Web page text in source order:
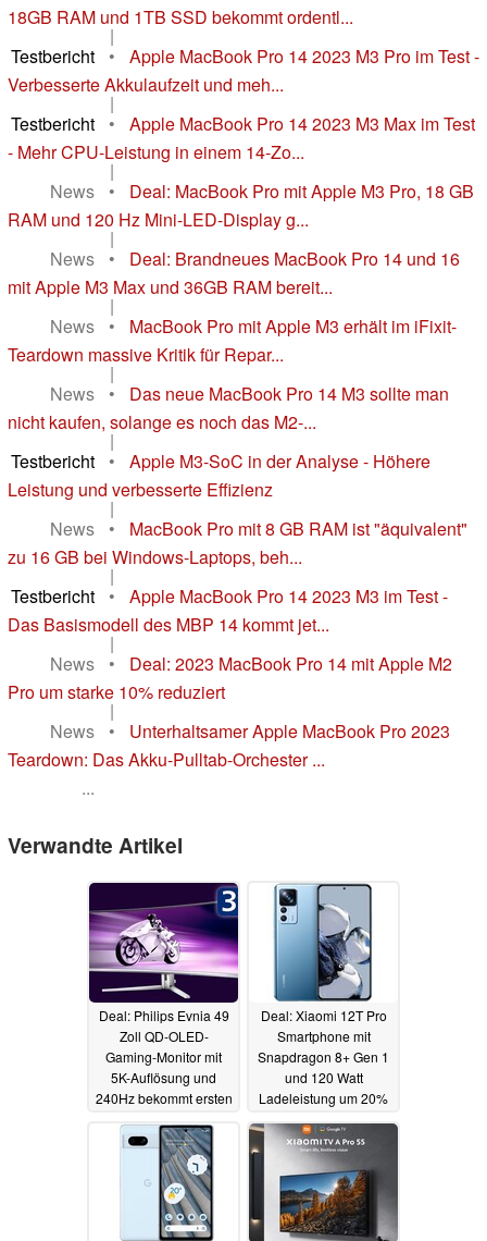
18GB RAM und 1TB SSD bekommt ordentl...
|
Testbericht
•
Apple MacBook Pro 14 2023 M3 Pro im Test -
Verbesserte Akkulaufzeit und meh...
|
Testbericht
•
Apple MacBook Pro 14 2023 M3 Max im Test
- Mehr CPU-Leistung in einem 14-Zo...
|
News
•
Deal: MacBook Pro mit Apple M3 Pro, 18 GB
RAM und 120 Hz Mini-LED-Display g...
|
News
•
Deal: Brandneues MacBook Pro 14 und 16
mit Apple M3 Max und 36GB RAM bereit...
|
News
•
MacBook Pro mit Apple M3 erhält im iFixit-
Teardown massive Kritik für Repar...
|
News
•
Das neue MacBook Pro 14 M3 sollte man
nicht kaufen, solange es noch das M2-...
|
Testbericht
•
Apple M3-SoC in der Analyse - Höhere
Leistung und verbesserte Effizienz
|
News
•
MacBook Pro mit 8 GB RAM ist "äquivalent"
zu 16 GB bei Windows-Laptops, beh...
|
Testbericht
•
Apple MacBook Pro 14 2023 M3 im Test -
Das Basismodell des MBP 14 kommt jet...
|
News
•
Deal: 2023 MacBook Pro 14 mit Apple M2
Pro um starke 10% reduziert
|
News
•
Unterhaltsamer Apple MacBook Pro 2023
Teardown: Das Akku-Pulltab-Orchester ...
...
Verwandte Artikel
Deal: Philips Evnia 49
Zoll QD-OLED-
Gaming-Monitor mit
5K-Auflösung und
240Hz bekommt ersten
Deal: Xiaomi 12T Pro
Smartphone mit
Snapdragon 8+ Gen 1
und 120 Watt
Ladeleistung um 20%
reduziert07.02.2024